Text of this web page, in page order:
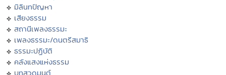
มิลินทปัญหา
เสียงธรรม
สถานีเพลงธรรมะ
เพลงธรรมะ/ดนตรีสมาธิ
ธรรมะปฏิบัติ
คลังแสงแห่งธรรม
บทสวดมนต์